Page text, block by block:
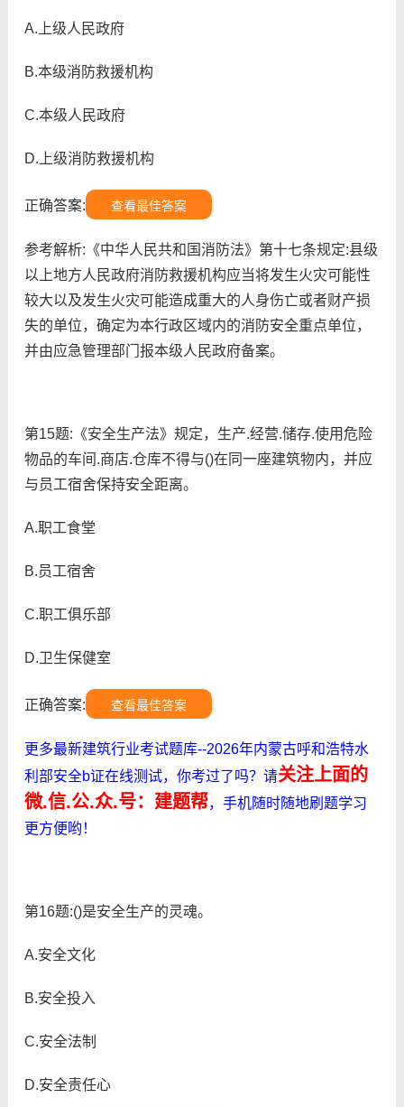
A.上级人民政府
B.本级消防救援机构
C.本级人民政府
D.上级消防救援机构
正确答案: 查看最佳答案
参考解析:《中华人民共和国消防法》第十七条规定:县级
以上地方人民政府消防救援机构应当将发生火灾可能性
较大以及发生火灾可能造成重大的人身伤亡或者财产损
失的单位，确定为本行政区域内的消防安全重点单位，
并由应急管理部门报本级人民政府备案。
第15题:《安全生产法》规定，生产.经营.储存.使用危险
物品的车间.商店.仓库不得与()在同一座建筑物内，并应
与员工宿舍保持安全距离。
A.职工食堂
B.员工宿舍
C.职工俱乐部
D.卫生保健室
正确答案: 查看最佳答案
更多最新建筑行业考试题库--2026年内蒙古呼和浩特水
利部安全b证在线测试，你考过了吗？请关注上面的
微.信.公.众.号：建题帮，手机随时随地刷题学习
更方便哟！
第16题:()是安全生产的灵魂。
A.安全文化
B.安全投入
C.安全法制
D.安全责任心